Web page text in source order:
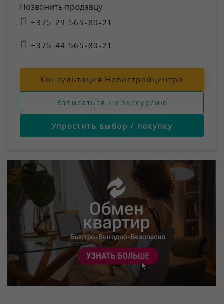
Позвонить продавцу
+375 29 565-80-21
+375 44 565-80-21
Консультация Новостройцентра
Записаться на экскурсию
Упростить выбор / покупку